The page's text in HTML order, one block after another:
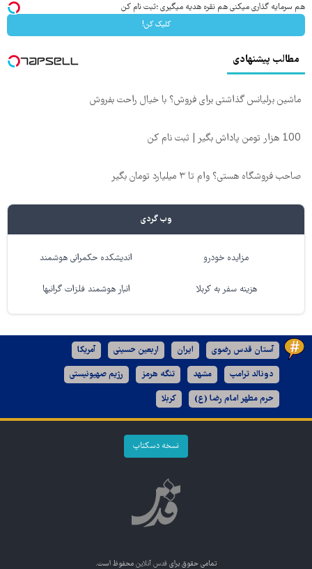
هم سرمایه گذاری میکنی هم نقره هدیه میگیری ؛ثبت نام کن
کلیک کن!
مطالب پیشنهادی
ماشین برلیانس گذاشتی برای فروش؟ با خیال راحت بفروش
100 هزار تومن پاداش بگیر | ثبت نام کن
صاحب فروشگاه هستی؟ وام تا ۳ میلیارد تومان بگیر
وب گردی
مزایده خودرو اندیشکده حکمرانی هوشمند
هزینه سفر به کربلا انبار هوشمند فلزات گرانبها
آستان قدس رضوی ایران اربعین حسینی آمریکا
دونالد ترامپ مشهد تنگه هرمز رژیم صهیونیستی
حرم مطهر امام رضا (ع) کربلا
نسخه دسکتاپ
تمامی حقوق برای قدس آنلاین محفوظ است.